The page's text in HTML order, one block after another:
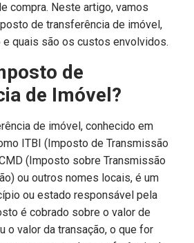
compra. Neste artigo, vamos
de transferência de imóvel,
quais são os custos envolvidos.
de
de Imóvel?
de imóvel, conhecido em
ITBI (Imposto de Transmissão
(Imposto sobre Transmissão
ou outros nomes locais, é um
ou estado responsável pela
é cobrado sobre o valor de
o valor da transação, o que for